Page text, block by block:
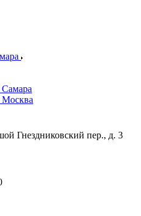
Москва
Гнездниковский пер., д. 3